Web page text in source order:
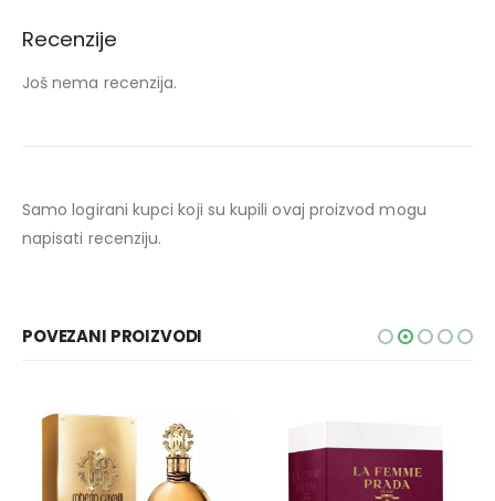
Recenzije
Još nema recenzija.
Samo logirani kupci koji su kupili ovaj proizvod mogu
napisati recenziju.
POVEZANI PROIZVODI